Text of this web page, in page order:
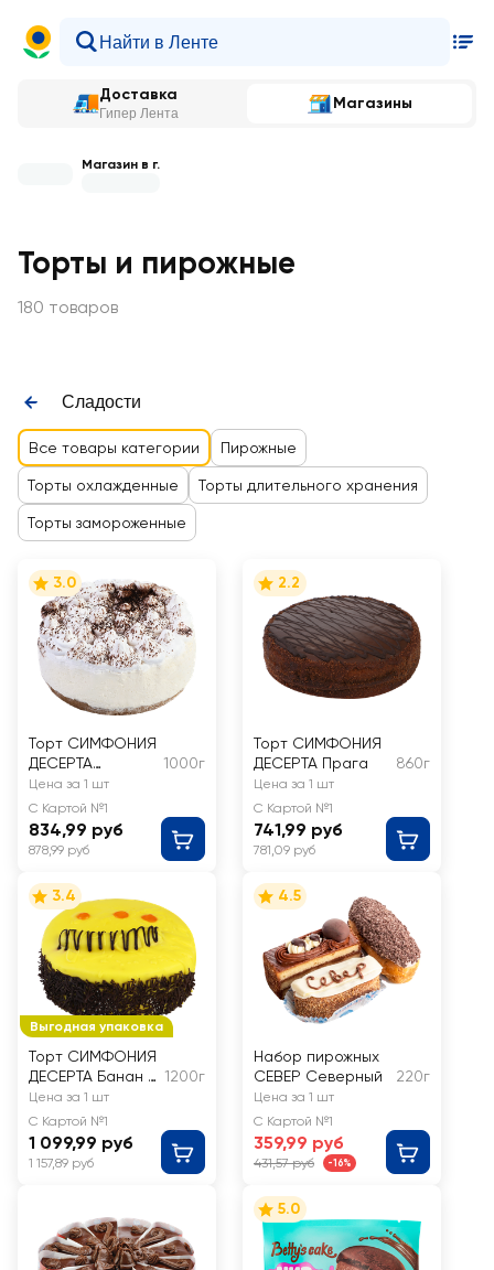
Доставка
Гипер Лента
Магазины
Магазин в г.
Торты и пирожные
180 товаров
Сладости
Все товары категории Пирожные
Торты охлажденные Торты длительного хранения
Торты замороженные
3.0
Торт СИМФОНИЯ
ДЕСЕРТА
Тирамису
1000г
Цена за 1 шт
С Картой №1
834,99 руб
878,99 руб
2.2
Торт СИМФОНИЯ
ДЕСЕРТА Прага
860г
Цена за 1 шт
С Картой №1
741,99 руб
781,09 руб
Выгодная упаковка
3.4
Торт СИМФОНИЯ
ДЕСЕРТА Банан с
йогуртом
1200г
Цена за 1 шт
С Картой №1
1 099,99 руб
1 157,89 руб
4.5
Набор пирожных
СЕВЕР Северный
220г
Цена за 1 шт
С Картой №1
359,99 руб
431,57 руб -16%
5.0